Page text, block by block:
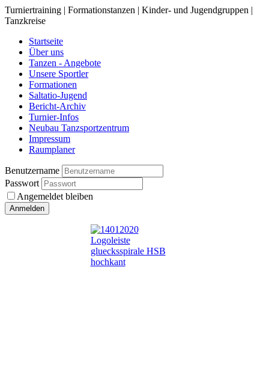
Turniertraining | Formationstanzen | Kinder- und Jugendgruppen |
Tanzkreise
Startseite
Über uns
Tanzen - Angebote
Unsere Sportler
Formationen
Saltatio-Jugend
Bericht-Archiv
Turnier-Infos
Neubau Tanzsportzentrum
Impressum
Raumplaner
Benutzername
Passwort
Angemeldet bleiben